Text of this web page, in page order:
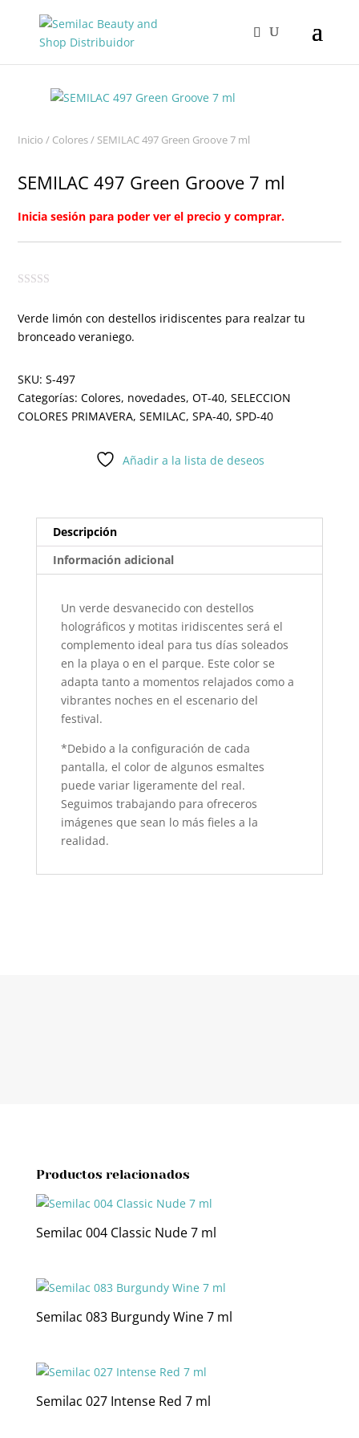
Inicio / Colores/ SEMILAC 497 Green Groove 7 ml
SEMILAC 497 Green Groove 7 ml
Inicia sesión para poder ver el precio y comprar.
Verde limón con destellos iridiscentes para realzar tu
bronceado veraniego.
SKU:S-497
Categorías:Colores, novedades,OT-40,SELECCION
COLORES PRIMAVERA,SEMILAC,SPA-40,SPD-40
Añadir a la lista de deseos
Descripción
Información adicional
Un verde desvanecido con destellos
holográficos y motitas iridiscentes será el
complemento ideal para tus días soleados
en la playa o en el parque. Este color se
adapta tanto a momentos relajados como a
vibrantes noches en el escenario del
festival.
*Debido a la configuración de cada
pantalla, el color de algunos esmaltes
puede variar ligeramente del real.
Seguimos trabajando para ofreceros
imágenes que sean lo más fieles a la
realidad.
Productos relacionados
Semilac 004 Classic Nude 7 ml
Semilac 083 Burgundy Wine 7 ml
Semilac 027 Intense Red 7 ml